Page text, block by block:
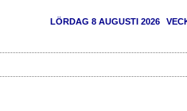
LÖRDAG 8 AUGUSTI 2026